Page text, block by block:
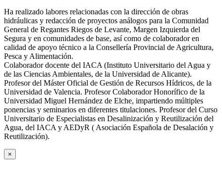
Ha realizado labores relacionadas con la dirección de obras
hidráulicas y redacción de proyectos análogos para la Comunidad
General de Regantes Riegos de Levante, Margen Izquierda del
Segura y en comunidades de base, así como de colaborador en
calidad de apoyo técnico a la Consellería Provincial de Agricultura,
Pesca y Alimentación.
Colaborador docente del IACA (Instituto Universitario del Agua y
de las Ciencias Ambientales, de la Universidad de Alicante).
Profesor del Máster Oficial de Gestión de Recursos Hídricos, de la
Universidad de Valencia. Profesor Colaborador Honorífico de la
Universidad Miguel Hernández de Elche, impartiendo múltiples
ponencias y seminarios en diferentes titulaciones. Profesor del Curso
Universitario de Especialistas en Desalinización y Reutilización del
Agua, del IACA y AEDyR ( Asociación Española de Desalación y
Reutilización).
×